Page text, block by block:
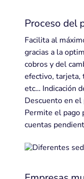
Proceso del
Facilita al
gracias a la
cobros y del
efectivo, tarjeta,
etc… Indicación
Descuento en
Permite el pago
cuentas